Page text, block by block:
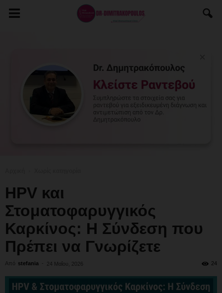
HPV και
Στοματοφαρυγγικός
Καρκίνος: Η Σύνδεση που
Πρέπει να Γνωρίζετε
Από stefania - 24 Μαΐου, 2026 24